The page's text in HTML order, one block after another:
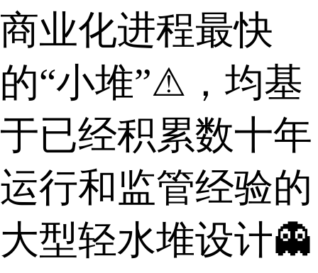
商业化进程最快
的“小堆”⚠，均基
于已经积累数十年
运行和监管经验的
大型轻水堆设计👻